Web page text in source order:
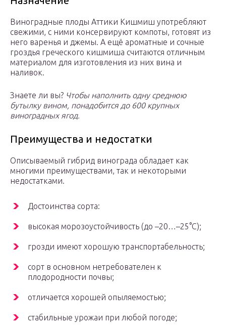
Виноградные плоды Аттики Кишмиш употребляют
свежими, с ними консервируют компоты, готовят из
него варенья и джемы. А ещё ароматные и сочные
гроздья греческого кишмиша считаются отличным
материалом для изготовления из них вина и
наливок.
Знаете ли вы? Чтобы наполнить одну среднюю
бутылку вином, понадобится до 600 крупных
виноградных ягод.
Преимущества и недостатки
Описываемый гибрид винограда обладает как
многими преимуществами, так и некоторыми
недостатками.
Достоинства сорта:
высокая морозоустойчивость (до –20…–25°С);
грозди имеют хорошую транспортабельность;
сорт в основном нетребователен к
плодородности почвы;
отличается хорошей опыляемостью;
стабильные урожаи при любой погоде;